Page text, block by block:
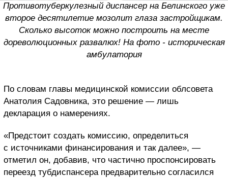
Противотуберкулезный диспансер на Белинского уже
второе десятилетие мозолит глаза застройщикам.
Сколько высоток можно построить на месте
дореволюционных развалюх! На фото - историческая
амбулатория
По словам главы медицинской комиссии облсовета
Анатолия Садовника, это решение — лишь
декларация о намерениях.
«Предстоит создать комиссию, определиться
с источниками финансирования и так далее», —
отметил он, добавив, что частично проспонсировать
переезд тубдиспансера предварительно согласился